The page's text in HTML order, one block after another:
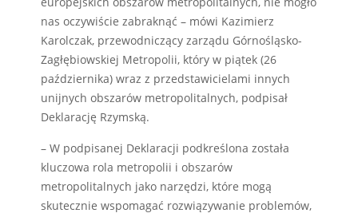
nas oczywiście zabraknąć – mówi Kazimierz
Karolczak, przewodniczący zarządu Górnośląsko-
Zagłębiowskiej Metropolii, który w piątek (26
października) wraz z przedstawicielami innych
unijnych obszarów metropolitalnych, podpisał
Deklarację Rzymską.
– W podpisanej Deklaracji podkreślona została
kluczowa rola metropolii i obszarów
metropolitalnych jako narzędzi, które mogą
skutecznie wspomagać rozwiązywanie problemów,